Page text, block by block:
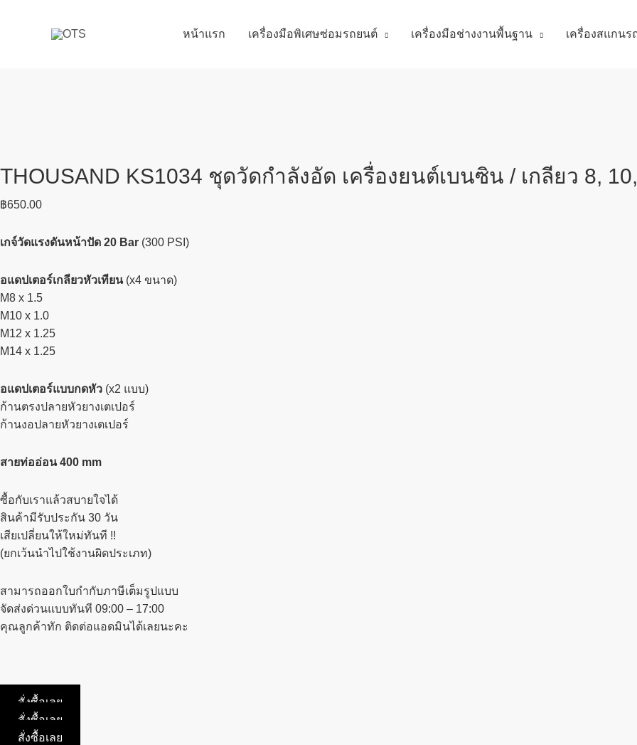
หน้าแรก เครื่องมือพิเศษซ่อมรถยนต์ เครื่องมือช่างงานพื้นฐาน เครื่องสแกนร
THOUSAND KS1034 ชุดวัดกำลังอัด เครื่องยนต์เบนซิน / เกลียว 8,
฿650.00
เกจ์วัดแรงดันหน้าปัด 20 Bar (300 PSI)
อแดปเตอร์เกลียวหัวเทียน(x4 ขนาด)
M8 x 1.5
M10 x 1.0
M12 x 1.25
M14 x 1.25
อแดปเตอร์แบบกดหัว (x2 แบบ)
ก้านตรงปลายหัวยางเตเปอร์
ก้านงอปลายหัวยางเตเปอร์
สายท่ออ่อน 400 mm
ซื้อกับเราแล้วสบายใจได้
สินค้ามีรับประกัน 30 วัน
เสียเปลี่ยนให้ใหม่ทันที !!
(ยกเว้นนำไปใช้งานผิดประเภท)
สามารถออกใบกำกับภาษีเต็มรูปแบบ
จัดส่งด่วนแบบทันที 09:00 – 17:00
คุณลูกค้าทัก ติดต่อแอดมินได้เลยนะคะ
สั่งซื้อเลย
สั่งซื้อเลย
สั่งซื้อเลย